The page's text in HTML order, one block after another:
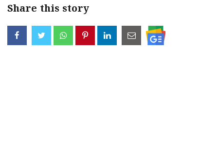
Share this story